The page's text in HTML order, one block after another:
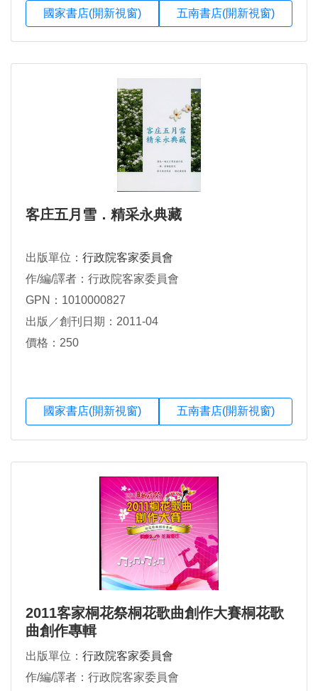
國家書店(開新視窗) 五南書店(開新視窗)
客庄五月雪．精采永典藏
出版單位： 行政院客家委員會
作/編/譯者：行政院客家委員會
GPN：1010000827
出版／創刊日期：2011-04
價格：250
國家書店(開新視窗) 五南書店(開新視窗)
2011客家桐花祭桐花歌曲創作大賽桐花歌
曲創作專輯
出版單位： 行政院客家委員會
作/編/譯者：行政院客家委員會